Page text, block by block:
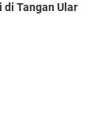
di Tangan Ular